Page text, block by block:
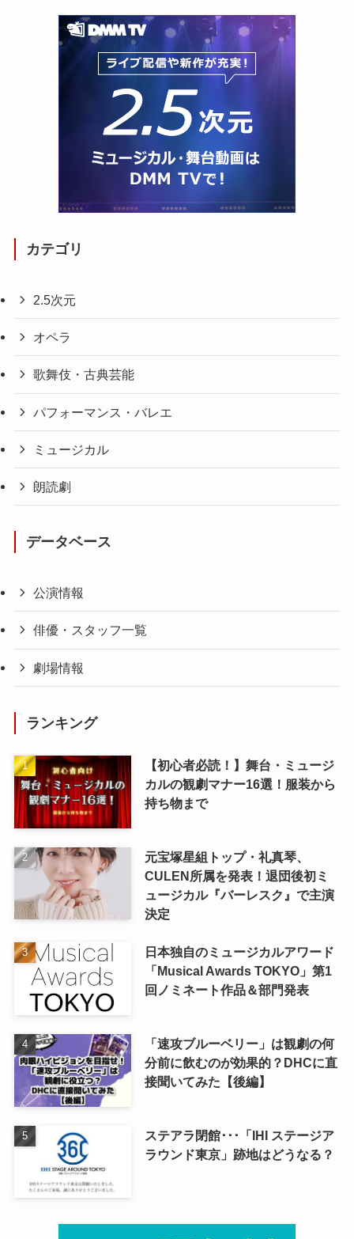
カテゴリ
2.5次元
オペラ
歌舞伎・古典芸能
パフォーマンス・バレエ
ミュージカル
朗読劇
データベース
公演情報
俳優・スタッフ一覧
劇場情報
ランキング
【初心者必読！】舞台・ミュージ
カルの観劇マナー16選！服装から
持ち物まで
元宝塚星組トップ・礼真琴、
CULEN所属を発表！退団後初ミ
ュージカル『バーレスク』で主演
決定
日本独自のミュージカルアワード
「Musical Awards TOKYO」第1
回ノミネート作品＆部門発表
「速攻ブルーベリー」は観劇の何
分前に飲むのが効果的？DHCに直
接聞いてみた【後編】
ステアラ閉館･･･「IHI ステージア
ラウンド東京」跡地はどうなる？